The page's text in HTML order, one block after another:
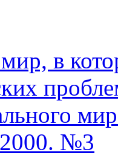
в
2000. №3